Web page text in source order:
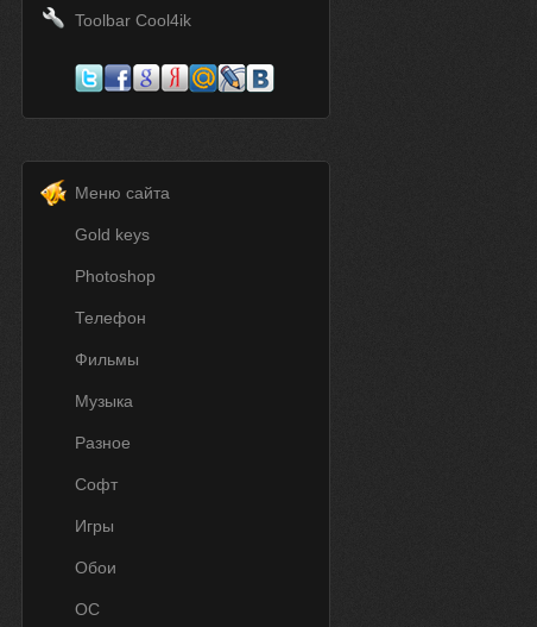
Toolbar Cool4ik
Меню сайта
Gold keys
Photoshop
Телефон
Фильмы
Музыка
Разное
Софт
Игры
Обои
ОС